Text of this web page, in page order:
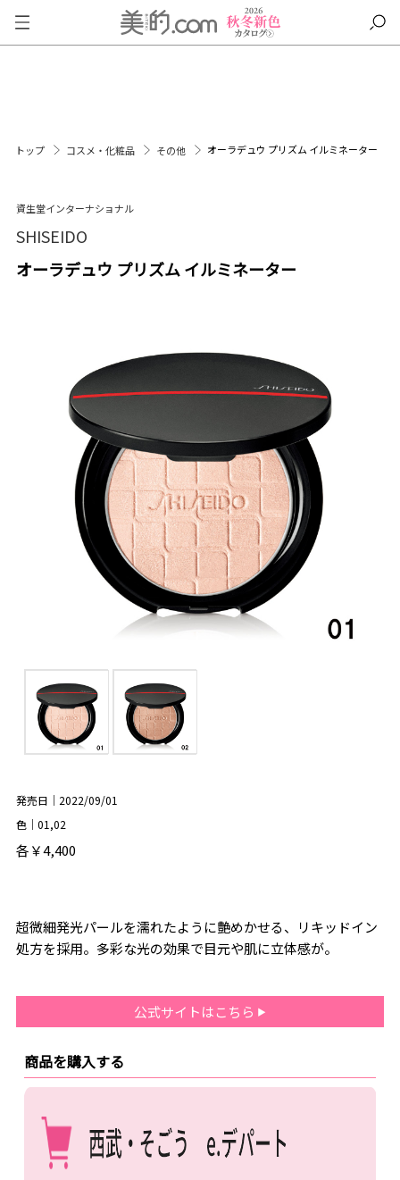
トップ コスメ・化粧品 その他 オーラデュウ プリズム イルミネーター
資生堂インターナショナル
SHISEIDO
オーラデュウ プリズム イルミネーター
発売日｜2022/09/01
色｜01,02
各￥4,400
超微細発光パールを濡れたように艶めかせる、リキッドイン
処方を採用。多彩な光の効果で目元や肌に立体感が。
公式サイトはこちら
商品を購入する